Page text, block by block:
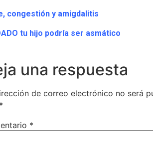
congestión y amigdalitis
tu hijo podría ser asmático
una respuesta
de correo electrónico no será
*
*